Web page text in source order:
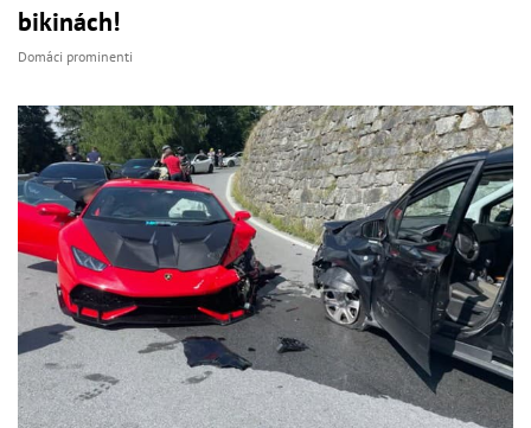
bikinách!
Domáci prominenti